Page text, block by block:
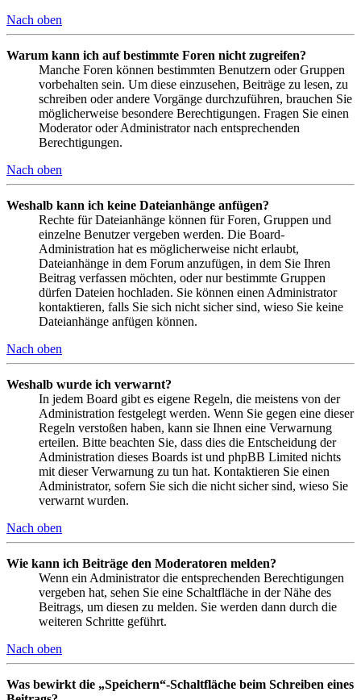
Nach oben
Warum kann ich auf bestimmte Foren nicht zugreifen?
Manche Foren können bestimmten Benutzern oder Gruppen
vorbehalten sein. Um diese einzusehen, Beiträge zu lesen, zu
schreiben oder andere Vorgänge durchzuführen, brauchen Sie
möglicherweise besondere Berechtigungen. Fragen Sie einen
Moderator oder Administrator nach entsprechenden
Berechtigungen.
Nach oben
Weshalb kann ich keine Dateianhänge anfügen?
Rechte für Dateianhänge können für Foren, Gruppen und
einzelne Benutzer vergeben werden. Die Board-
Administration hat es möglicherweise nicht erlaubt,
Dateianhänge in dem Forum anzufügen, in dem Sie Ihren
Beitrag verfassen möchten, oder nur bestimmte Gruppen
dürfen Dateien hochladen. Sie können einen Administrator
kontaktieren, falls Sie sich nicht sicher sind, wieso Sie keine
Dateianhänge anfügen können.
Nach oben
Weshalb wurde ich verwarnt?
In jedem Board gibt es eigene Regeln, die meistens von der
Administration festgelegt werden. Wenn Sie gegen eine dieser
Regeln verstoßen haben, kann sie Ihnen eine Verwarnung
erteilen. Bitte beachten Sie, dass dies die Entscheidung der
Administration dieses Boards ist und phpBB Limited nichts
mit dieser Verwarnung zu tun hat. Kontaktieren Sie einen
Administrator, sofern Sie sich die nicht sicher sind, wieso Sie
verwarnt wurden.
Nach oben
Wie kann ich Beiträge den Moderatoren melden?
Wenn ein Administrator die entsprechenden Berechtigungen
vergeben hat, sehen Sie eine Schaltfläche in der Nähe des
Beitrags, um diesen zu melden. Sie werden dann durch die
weiteren Schritte geführt.
Nach oben
Was bewirkt die „Speichern“-Schaltfläche beim Schreiben eines